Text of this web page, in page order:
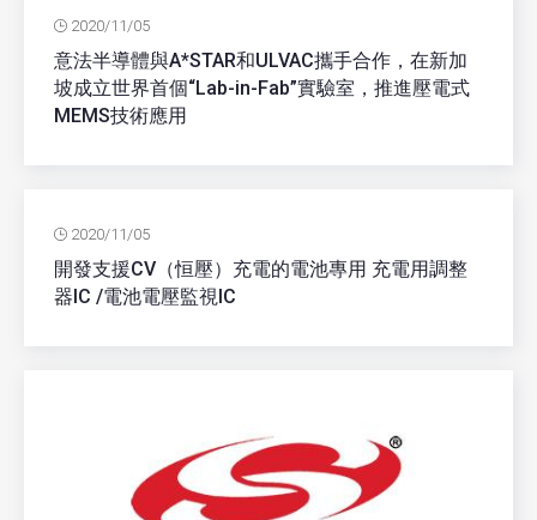
2020/11/05
意法半導體與A*STAR和ULVAC攜手合作，在新加
坡成立世界首個“Lab-in-Fab”實驗室，推進壓電式
MEMS技術應用
2020/11/05
開發支援CV（恒壓）充電的電池專用 充電用調整
器IC /電池電壓監視IC